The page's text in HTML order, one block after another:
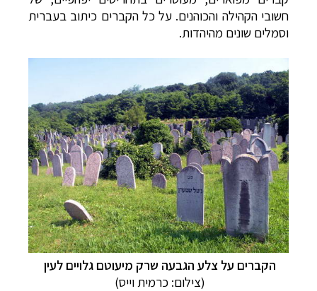
חשובי הקהילה והכוהנים. על כל הקברים כיתוב בעברית
וסמלים שונים מהיהדות.
הקברים על צלע הגבעה שרק מיעוטם גלויים לעין
(צילום: כרמית וייס)